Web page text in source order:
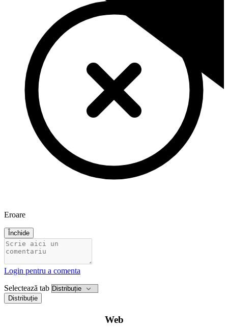
Eroare
Închide
Login pentru a comenta
Selectează tab
Distribuție
Web